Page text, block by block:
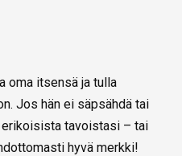
oma itsensä ja tulla
Jos hän ei säpsähdä tai
tavoistasi – tai
hyvä merkki!